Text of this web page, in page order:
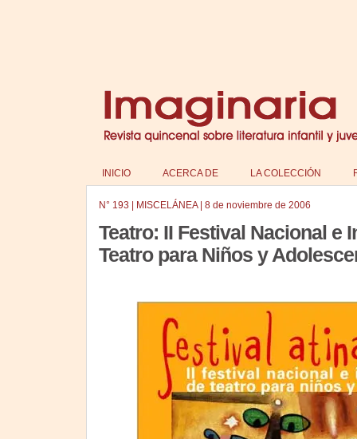
INICIO ACERCA DE LA COLECCIÓN
N° 193 MISCELÁNEA 8 de noviembre de 2006
Teatro: II Festival Nacional e
Teatro para Niños y